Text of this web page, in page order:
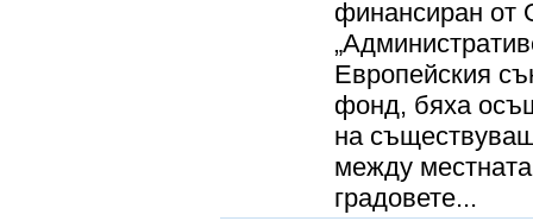
финансиран от
Европейския
фонд, бяха
на
между
градовете...